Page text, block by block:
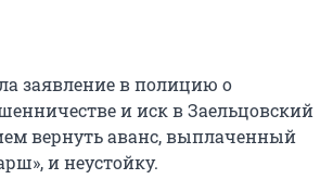
заявление в полицию о
и иск в Заельцовский
вернуть аванс, выплаченный
и неустойку.